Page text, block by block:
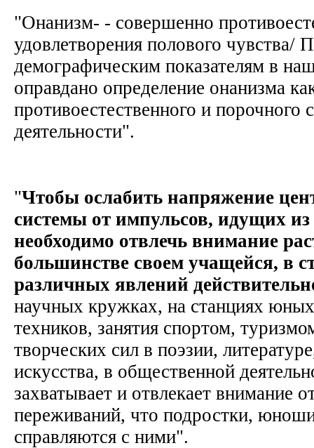
"Онанизм- - совершенно
удовлетворения полового чувства/
демографическим показателям в
оправдано определение онанизма
противоестественного и порочного
деятельности".
"Чтобы ослабить напряжение
системы от импульсов, идущих
необходимо отвлечь внимание
большинстве своем учащейся, в
различных явлений
научных кружках, на станциях
техников, занятия спортом,
творческих сил в поэзии,
искусства, в общественной
захватывает и отвлекает внимание
переживаний, что подростки,
справляются с ними".